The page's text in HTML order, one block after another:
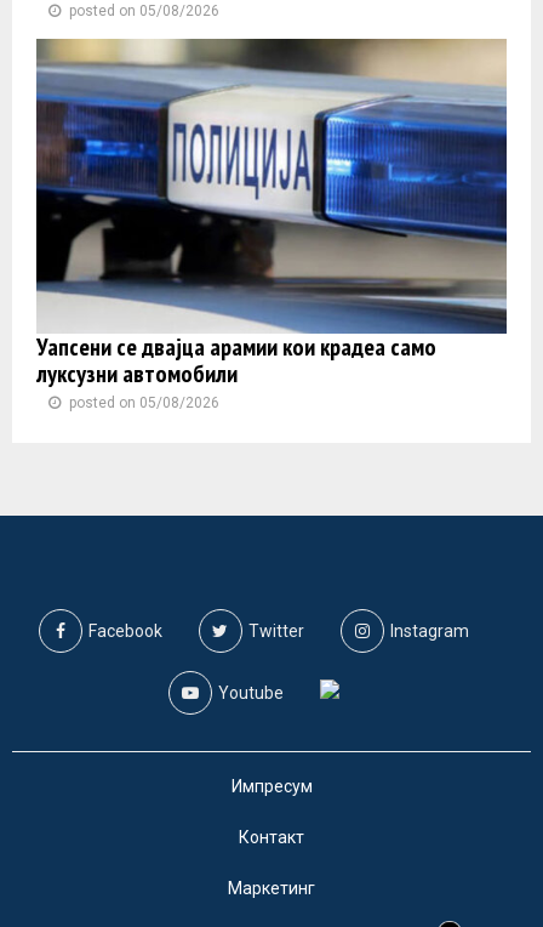
posted on 05/08/2026
Уапсени се двајца арамии кои крадеа само
луксузни автомобили
posted on 05/08/2026
Facebook Twitter Instagram
Youtube
Импресум
Контакт
Маркетинг